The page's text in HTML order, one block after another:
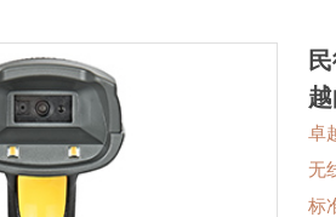
卓
无
标